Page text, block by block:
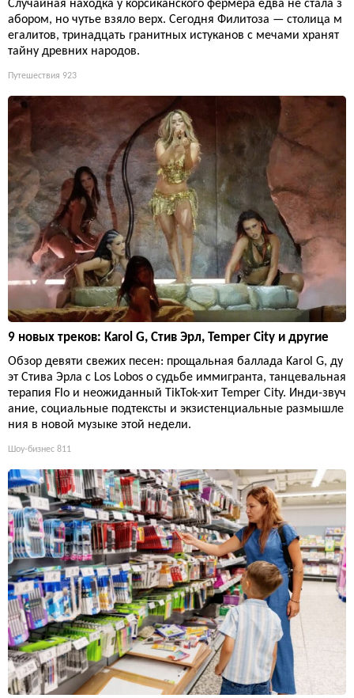
Случайная находка у корсиканского фермера едва не стала з
абором, но чутье взяло верх. Сегодня Филитоза — столица м
егалитов, тринадцать гранитных истуканов с мечами хранят
тайну древних народов.
Путешествия 923
9 новых треков: Karol G, Стив Эрл, Temper City и другие
Обзор девяти свежих песен: прощальная баллада Karol G, ду
эт Стива Эрла с Los Lobos о судьбе иммигранта, танцевальная
терапия Flo и неожиданный TikTok-хит Temper City. Инди-звуч
ание, социальные подтексты и экзистенциальные размышле
ния в новой музыке этой недели.
Шоу-бизнес 811